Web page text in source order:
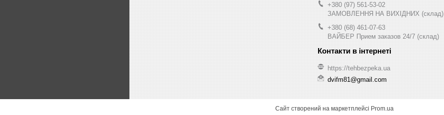
+380 (97) 561-53-02
ЗАМОВЛЕННЯ НА ВИХІДНИХ (склад)
+380 (68) 461-07-63
ВАЙБЕР Прием заказов 24/7 (склад)
https://tehbezpeka.ua
dvifm81@gmail.com
Сайт створений на маркетплейсі Prom.ua